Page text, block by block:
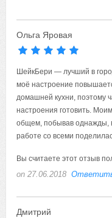
Ольга Яровая
ШейкБери — лучший в
моё настроение
домашней кухни, поэтому
настроения готовить.
общем, побывав однажды,
работе со всеми
Вы считаете этот отзыв
on 27.06.2018
Дмитрий